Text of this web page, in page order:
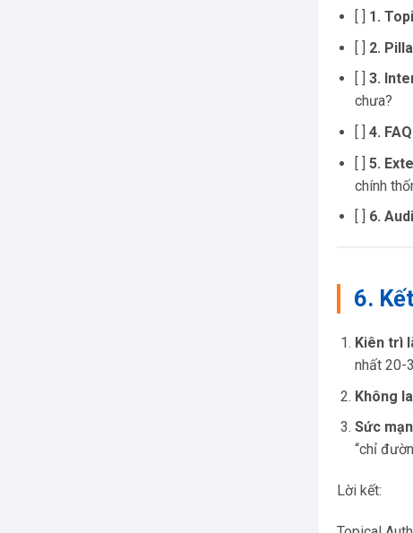
1.
[ ] 2.
3.
chưa?
[ ] 4.
[ ] 5.
chính
6.
6.
Kiên trì
nhất 20-
Không
Sức
“chỉ
Lời kết: